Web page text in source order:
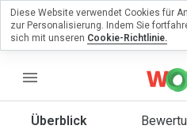
menu
Überblick
eine
Diese Website verwendet Cookies für
zur Personalisierung. Indem Sie
sich mit unseren Cookie-Richtlinie.